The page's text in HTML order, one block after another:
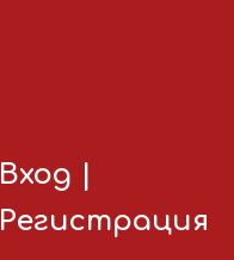
Вход |
Регистрация